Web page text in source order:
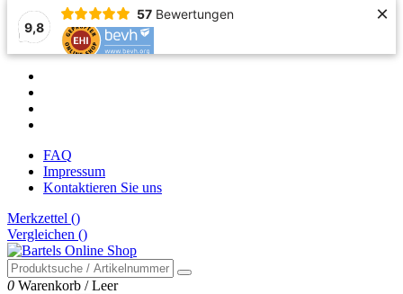
9,8
57 Bewertungen ×
FAQ
Impressum
Kontaktieren Sie uns
Merkzettel ()
Vergleichen ()
0 Warenkorb /Leer